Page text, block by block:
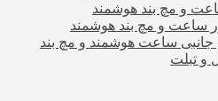
و مچ بند هوشمند
ساعت و مچ بند هوشمند
جانبی ساعت هوشمند و مچ بند
و تبلت